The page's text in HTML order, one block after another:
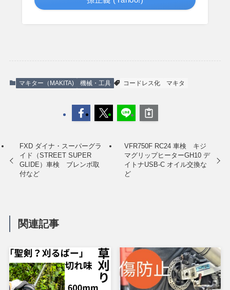
マキター（MAKITA) 機械・工具 コードレス化 マキタ
FXD ダイナ・スーパーグラ
イド（STREET SUPER
GLIDE）車検 ブレンボ取
付など
VFR750F RC24 車検 キジ
マグリップヒーターGH10 デ
イトナUSB-C オイル交換な
ど
関連記事